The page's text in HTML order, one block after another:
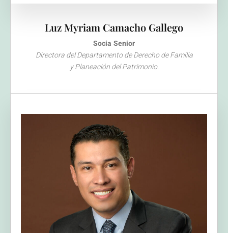
Luz Myriam Camacho Gallego
Socia Senior
Directora del Departamento de Derecho de Familia
y Planeación del Patrimonio.